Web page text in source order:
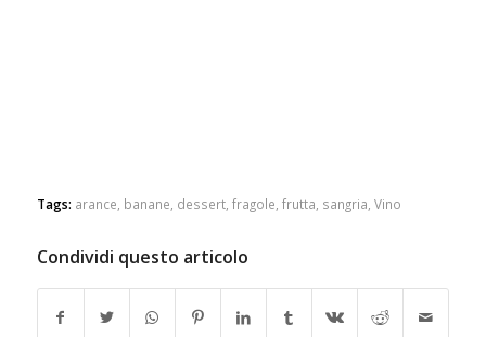
Tags: arance banane dessert, fragole frutta sangria Vino
Condividi questo articolo